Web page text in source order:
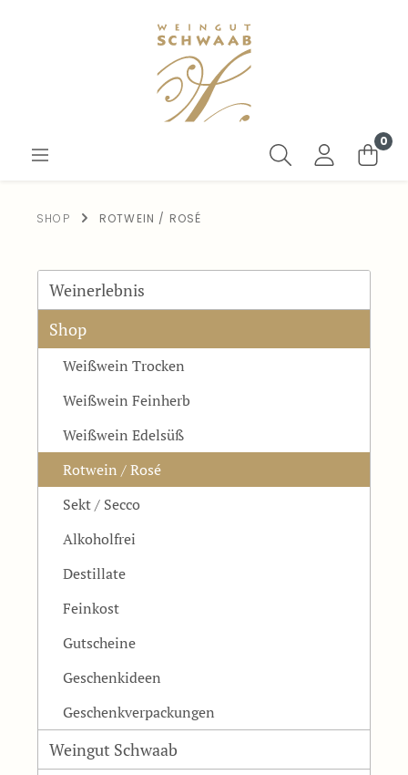
0
SHOP ROTWEIN / ROSÉ
Weinerlebnis
Shop
Weißwein Trocken
Weißwein Feinherb
Weißwein Edelsüß
Rotwein / Rosé
Sekt / Secco
Alkoholfrei
Destillate
Feinkost
Gutscheine
Geschenkideen
Geschenkverpackungen
Weingut Schwaab